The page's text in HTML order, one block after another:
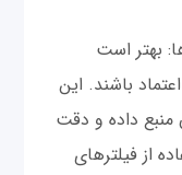
بهتر است
باشند. این
منبع داده و دقت
از فیلترهای